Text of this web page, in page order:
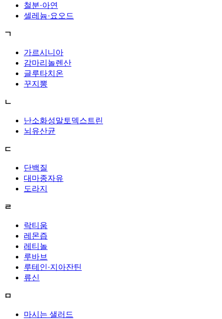
철분·아연
셀레늄·요오드
ㄱ
가르시니아
감마리놀렌산
글루타치온
꾸지뽕
ㄴ
난소화성말토덱스트린
뇌유산균
ㄷ
단백질
대마종자유
도라지
ㄹ
락티움
레몬즙
레티놀
루바브
루테인·지아잔틴
류신
ㅁ
마시는 샐러드